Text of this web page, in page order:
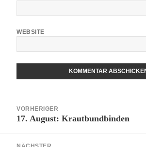
WEBSITE
VORHERIGER
Vorheriger
17. August: Krautbundbinden